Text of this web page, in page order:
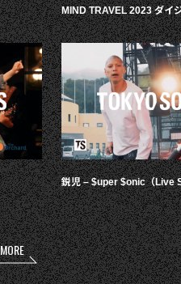
MIND TRAVEL 2023 ダイ
鋭児 – $uper $onic（Live